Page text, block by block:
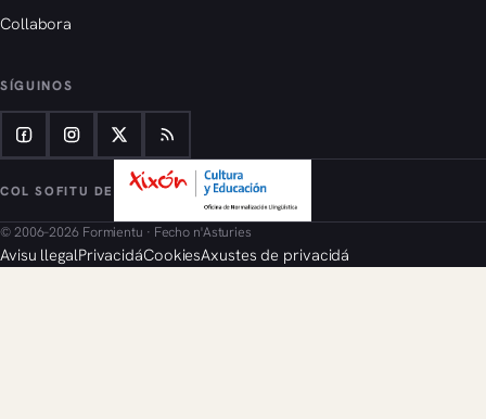
Collabora
SÍGUINOS
COL SOFITU DE
© 2006–2026 Formientu · Fecho n'Asturies
Avisu llegalPrivacidáCookiesAxustes de privacidá